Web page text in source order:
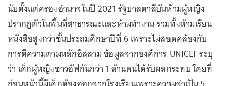
นับตั้งแต่ครองอำนาจในปี 2021 รัฐบาลตาลีบันห้ามผู้หญิง
ปรากฏตัวในพื้นที่สาธารณะและห้ามทำงาน รวมทั้งห้ามเรียน
หนังสือสูงกว่าชั้นประถมศึกษาปีที่ 6 เพราะไม่สอดคล้องกับ
การตีความตามหลักอิสลาม ข้อมูลจากองค์การ UNICEF ระบุ
ว่า เด็กผู้หญิงชาวอัฟกันกว่า 1 ล้านคนได้รับผลกระทบ โดยที่